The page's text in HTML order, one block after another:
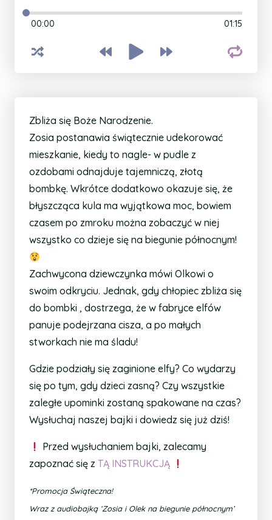
00:00 01:15
Zbliża się Boże Narodzenie.
Zosia postanawia świątecznie udekorować
mieszkanie, kiedy to nagle- w pudle z
ozdobami odnajduje tajemniczą, złotą
bombkę. Wkrótce dodatkowo okazuje się, że
błyszcząca kula ma wyjątkowa moc, bowiem
czasem po zmroku można zobaczyć w niej
wszystko co dzieje się na biegunie północnym!
Zachwycona dziewczynka mówi Olkowi o
swoim odkryciu. Jednak, gdy chłopiec zbliża się
do bombki , dostrzega, że w fabryce elfów
panuje podejrzana cisza, a po małych
stworkach nie ma śladu!
Gdzie podziały się zaginione elfy? Co wydarzy
się po tym, gdy dzieci zasną? Czy wszystkie
zaległe upominki zostaną spakowane na czas?
Wysłuchaj naszej bajki i dowiedz się już dziś!
Przed wysłuchaniem bajki, zalecamy
zapoznać się z TĄ INSTRUKCJĄ
*Promocja Świąteczna!
Wraz z audiobajką ‘Zosia i Olek na biegunie północnym’